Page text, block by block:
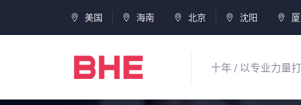
美国 海南 北京 沈阳
十年 / 以专业力量